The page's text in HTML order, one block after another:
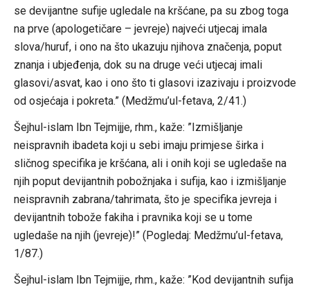
se devijantne sufije ugledale na kršćane, pa su zbog toga
na prve (apologetičare – jevreje) najveći utjecaj imala
slova/huruf, i ono na što ukazuju njihova značenja, poput
znanja i ubjeđenja, dok su na druge veći utjecaj imali
glasovi/asvat, kao i ono što ti glasovi izazivaju i proizvode
od osjećaja i pokreta.” (Medžmu’ul-fetava, 2/41.)
Šejhul-islam Ibn Tejmijje, rhm., kaže: ”Izmišljanje
neispravnih ibadeta koji u sebi imaju primjese širka i
sličnog specifika je kršćana, ali i onih koji se ugledaše na
njih poput devijantnih pobožnjaka i sufija, kao i izmišljanje
neispravnih zabrana/tahrimata, što je specifika jevreja i
devijantnih tobože fakiha i pravnika koji se u tome
ugledaše na njih (jevreje)!” (Pogledaj: Medžmu’ul-fetava,
1/87.)
Šejhul-islam Ibn Tejmijje, rhm., kaže: ”Kod devijantnih sufija